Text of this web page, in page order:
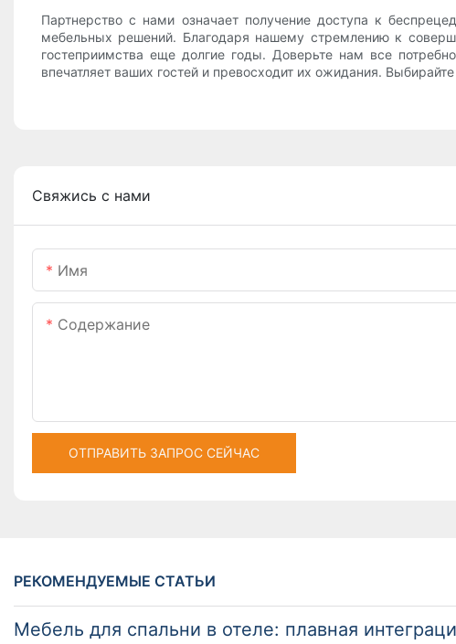
Партнерство с нами означает получение доступа к
мебельных решений. Благодаря нашему стремлению к
гостеприимства еще долгие годы. Доверьте нам все
впечатляет ваших гостей и превосходит их ожидания.
Свяжись с нами
Имя
Содержание
ОТПРАВИТЬ ЗАПРОС СЕЙЧАС
РЕКОМЕНДУЕМЫЕ СТАТЬИ
Мебель для спальни в отеле: плавная